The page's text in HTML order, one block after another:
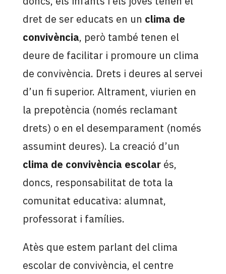
dret de ser educats en un clima de
convivència, però també tenen el
deure de facilitar i promoure un clima
de convivència. Drets i deures al servei
d’un fi superior. Altrament, viurien en
la prepotència (només reclamant
drets) o en el desemparament (només
assumint deures). La creació d’un
clima de convivència escolarés,
doncs, responsabilitat de tota la
comunitat educativa: alumnat,
professorat i famílies.
Atès que estem parlant del clima
escolar de convivència, el centre